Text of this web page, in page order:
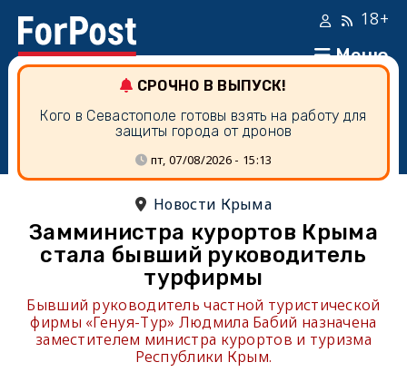
Меню
18+
СРОЧНО В ВЫПУСК!
Кого в Севастополе готовы взять на работу для
защиты города от дронов
пт, 07/08/2026 - 15:13
Новости Крыма
Замминистра курортов Крыма
стала бывший руководитель
турфирмы
Бывший руководитель частной туристической
фирмы «Генуя-Тур» Людмила Бабий назначена
заместителем министра курортов и туризма
Республики Крым.